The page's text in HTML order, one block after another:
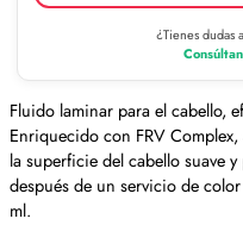
¿Tienes dudas
Fluido laminar para el cabello,
Enriquecido con FRV
la superficie del cabello suave
después de un servicio de
ml.